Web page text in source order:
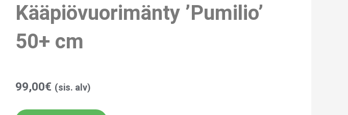
Kääpiövuorimänty ’Pumilio’
50+ cm
99,00€ (sis. alv)